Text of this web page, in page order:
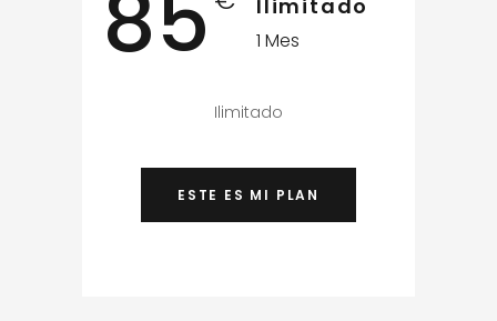
Ilimitado
1 Mes
Ilimitado
ESTE ES MI PLAN